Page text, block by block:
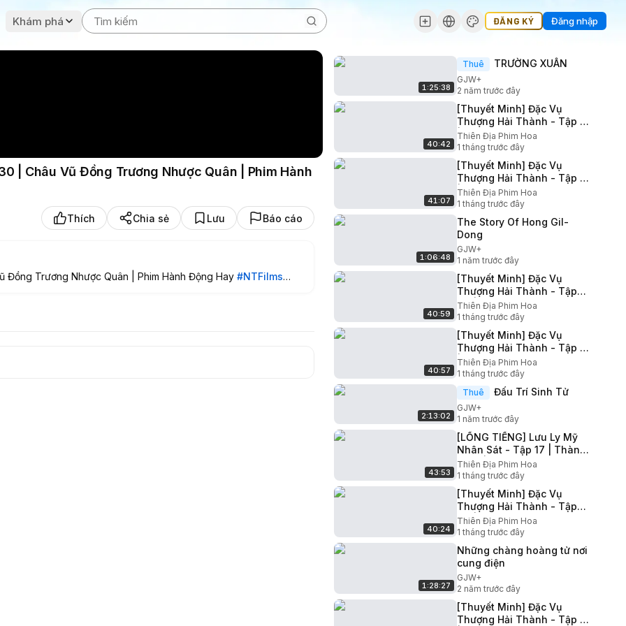
Khám phá ĐĂNG KÝ Đăng nhập
| Châu Vũ Đồng Trương Nhược Quân | Phim Hành
Thích Chia sẻ Lưu Báo cáo
Trương Nhược Quân | Phim Hành Động Hay #NTFilms
kiên định với niềm tin của mình và liều mạng giải cứu "Tể
Nhật. Tất Trung Lương đã già, bội bạc và xảo quyệt, tuy là
1:25:38
Thuê TRƯỜNG XUÂN
GJW+
2 năm trước đây
40:42
[Thuyết Minh] Đặc Vụ
Thượng Hải Thành - Tập 02
| Châu Vũ Đồng Trương
Nhược Quân | Phim Hành
Động Hay
Thiên Địa Phim Hoa
1 tháng trước đây
41:07
[Thuyết Minh] Đặc Vụ
Thượng Hải Thành - Tập 03
| Châu Vũ Đồng Trương
Nhược Quân | Phim Hành
Động Hay
Thiên Địa Phim Hoa
1 tháng trước đây
1:06:48
The Story Of Hong Gil-
Dong
GJW+
1 năm trước đây
40:59
[Thuyết Minh] Đặc Vụ
Thượng Hải Thành - Tập
04 | Châu Vũ Đồng Trương
Nhược Quân | Phim Hành
Động Hay
Thiên Địa Phim Hoa
1 tháng trước đây
40:57
[Thuyết Minh] Đặc Vụ
Thượng Hải Thành - Tập 12
| Châu Vũ Đồng Trương
Nhược Quân | Phim Hành
Động Hay
Thiên Địa Phim Hoa
1 tháng trước đây
2:13:02
Thuê Đấu Trí Sinh Tử
GJW+
1 năm trước đây
43:53
[LỒNG TIẾNG] Lưu Ly Mỹ
Nhân Sát - Tập 17 | Thành
Nghị | Phim Sủng Ngọt
Thần Thoại Tiên Hiệp Hay
Thiên Địa Phim Hoa
1 tháng trước đây
40:24
[Thuyết Minh] Đặc Vụ
Thượng Hải Thành - Tập
24 | Châu Vũ Đồng Trương
Nhược Quân | Phim Hành
Động Hay
Thiên Địa Phim Hoa
1 tháng trước đây
1:28:27
Những chàng hoàng tử nơi
cung điện
GJW+
2 năm trước đây
[Thuyết Minh] Đặc Vụ
Thượng Hải Thành - Tập 11